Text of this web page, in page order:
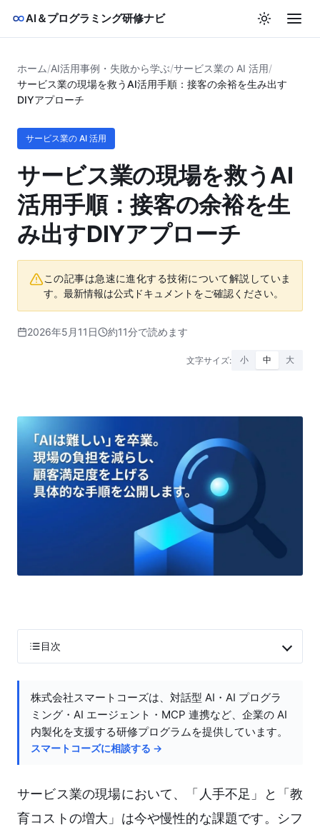
AI＆プログラミング研修ナビ
ホーム/AI活用事例・失敗から学ぶ/サービス業の AI 活用/
サービス業の現場を救うAI活用手順：接客の余裕を生み出す
DIYアプローチ
サービス業の AI 活用
サービス業の現場を救うAI
活用手順：接客の余裕を生
み出すDIYアプローチ
この記事は急速に進化する技術について解説していま
す。最新情報は公式ドキュメントをご確認ください。
2026年5月11日 約11分で読めます
文字サイズ: 小 中 大
目次
株式会社スマートコーズは、対話型 AI・AI プログラ
ミング・AI エージェント・MCP 連携など、企業の AI
内製化を支援する研修プログラムを提供しています。
スマートコーズに相談する →
サービス業の現場において、「人手不足」と「教
育コストの増大」は今や慢性的な課題です。シフ